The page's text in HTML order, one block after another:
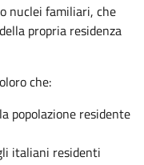
nuclei familiari, che
propria residenza
che:
popolazione residente
italiani residenti